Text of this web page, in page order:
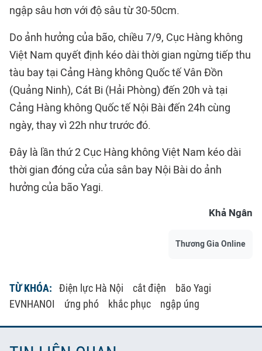
ngập sâu hơn với độ sâu từ 30-50cm.
Do ảnh hưởng của bão, chiều 7/9, Cục Hàng không
Việt Nam quyết định kéo dài thời gian ngừng tiếp thu
tàu bay tại Cảng Hàng không Quốc tế Vân Đồn
(Quảng Ninh), Cát Bi (Hải Phòng) đến 20h và tại
Cảng Hàng không Quốc tế Nội Bài đến 24h cùng
ngày, thay vì 22h như trước đó.
Đây là lần thứ 2 Cục Hàng không Việt Nam kéo dài
thời gian đóng cửa của sân bay Nội Bài do ảnh
hưởng của bão Yagi.
Khả Ngân
Thương Gia Online
TỪ KHÓA: Điện lực Hà Nội cắt điện
bão Yagi
EVNHANOI
ứng phó khắc phục ngập úng